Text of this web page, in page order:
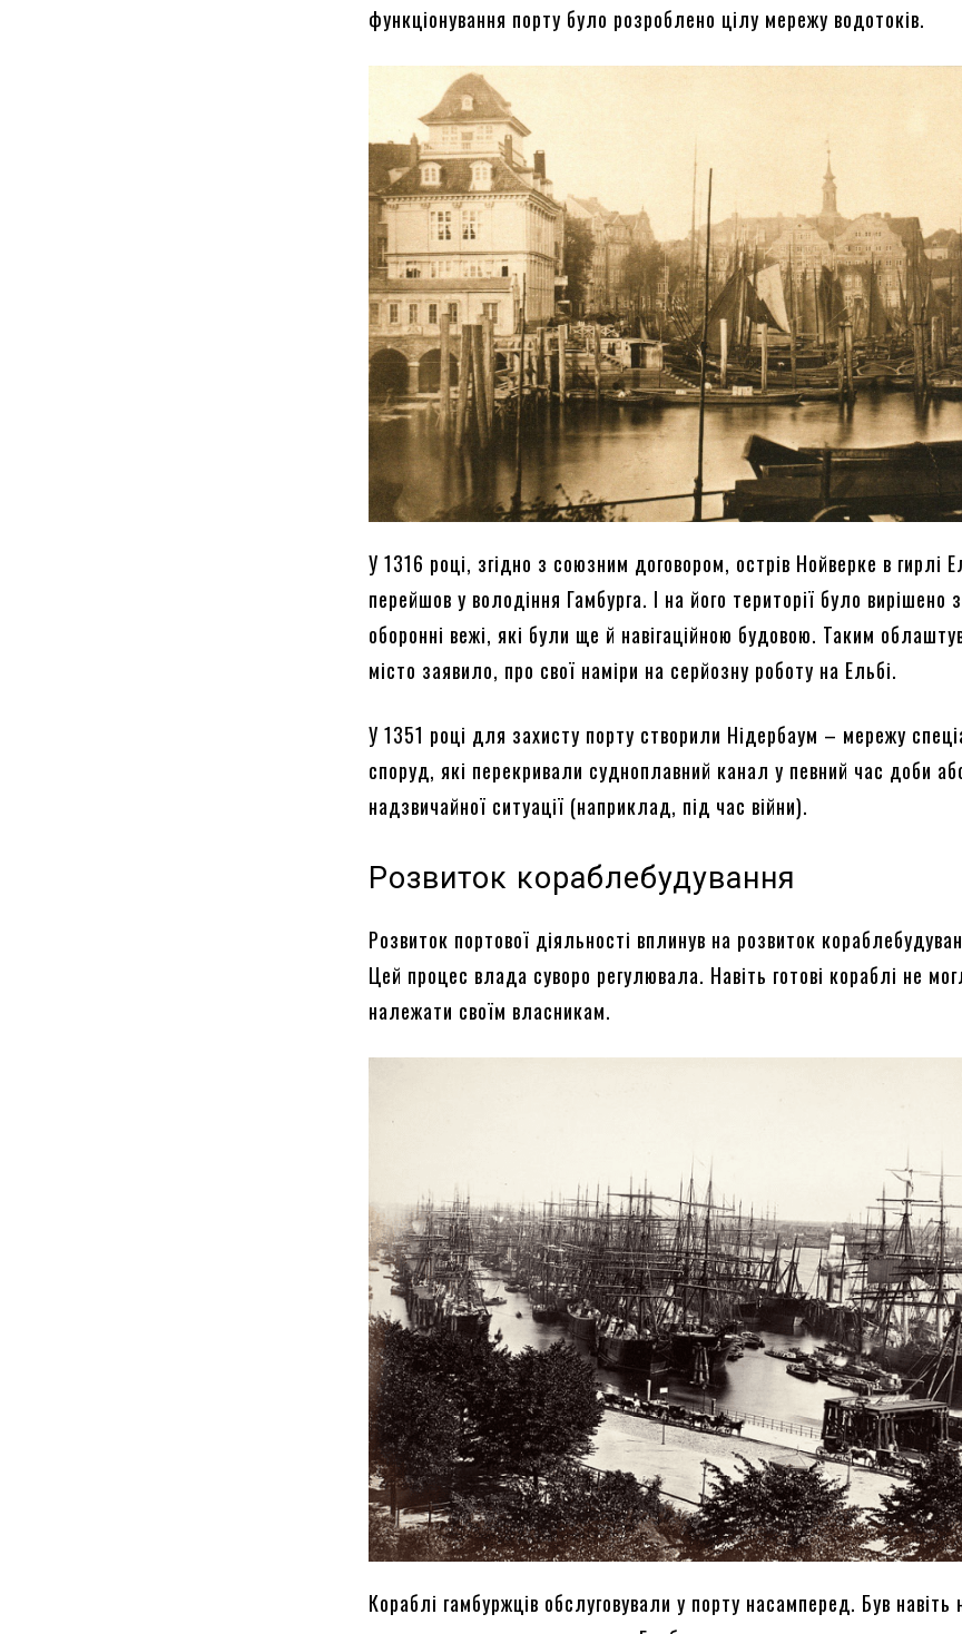
функціонування порту було розроблено цілу мережу водотоків.
У 1316 році, згідно з союзним договором, острів Нойверке в гирлі
перейшов у володіння Гамбурга. І на його території було вирішено
оборонні вежі, які були ще й навігаційною будовою. Таким
місто заявило, про свої наміри на серйозну роботу на Ельбі.
У 1351 році для захисту порту створили Нідербаум – мережу
споруд, які перекривали судноплавний канал у певний час доби
надзвичайної ситуації (наприклад, під час війни).
Розвиток кораблебудування
Розвиток портової діяльності вплинув на розвиток
Цей процес влада суворо регулювала. Навіть готові кораблі не
належати своїм власникам.
Кораблі гамбуржців обслуговували у порту насамперед. Був навіть